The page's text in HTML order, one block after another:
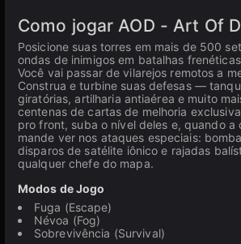
Como jogar AOD - Art Of
Posicione suas torres em mais de 500
ondas de inimigos em batalhas
Você vai passar de vilarejos remotos a
Construa e turbine suas defesas —
giratórias, artilharia antiaérea e muito
centenas de cartas de melhoria
pro front, suba o nível deles e, quando a
mande ver nos ataques especiais:
disparos de satélite iônico e rajadas
qualquer chefe do mapa.
Modos de Jogo
Fuga (Escape)
Névoa (Fog)
Sobrevivência (Survival)